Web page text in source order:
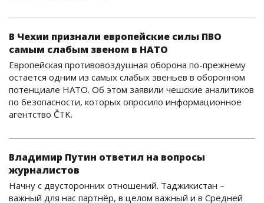
В Чехии признали европейские силы ПВО
самым слабым звеном в НАТО
Европейская противовоздушная оборона по-прежнему
остается одним из самых слабых звеньев в оборонном
потенциале НАТО. Об этом заявили чешские аналитиков
по безопасности, которых опросило информационное
агентство ČTK.
Владимир Путин ответил на вопросы
журналистов
Начну с двусторонних отношений. Таджикистан –
важный для нас партнёр, в целом важный и в Средней